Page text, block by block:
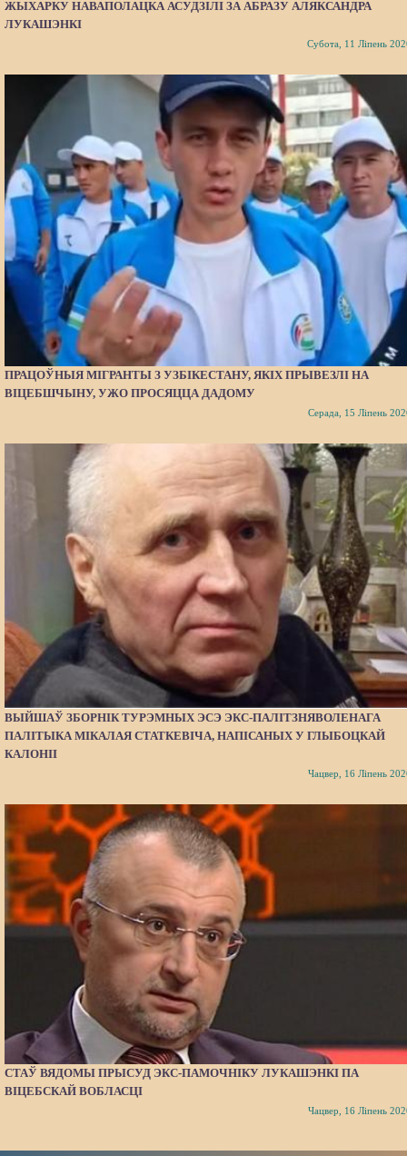
ЖЫХАРКУ НАВАПОЛАЦКА АСУДЗІЛІ ЗА АБРАЗУ АЛЯКСАНДРА
ЛУКАШЭНКІ
Субота, 11 Ліпень
ПРАЦОЎНЫЯ МІГРАНТЫ З УЗБІКЕСТАНУ, ЯКІХ ПРЫВЕЗЛІ НА
ВІЦЕБШЧЫНУ, УЖО ПРОСЯЦЦА ДАДОМУ
Серада, 15 Ліпень
ВЫЙШАЎ ЗБОРНІК ТУРЭМНЫХ ЭСЭ ЭКС-ПАЛІТЗНЯВОЛЕНАГА
ПАЛІТЫКА МІКАЛАЯ СТАТКЕВІЧА, НАПІСАНЫХ У ГЛЫБОЦКАЙ
КАЛОНІІ
Чацвер, 16 Ліпень
СТАЎ ВЯДОМЫ ПРЫСУД ЭКС-ПАМОЧНІКУ ЛУКАШЭНКІ ПА
ВІЦЕБСКАЙ ВОБЛАСЦІ
Чацвер, 16 Ліпень